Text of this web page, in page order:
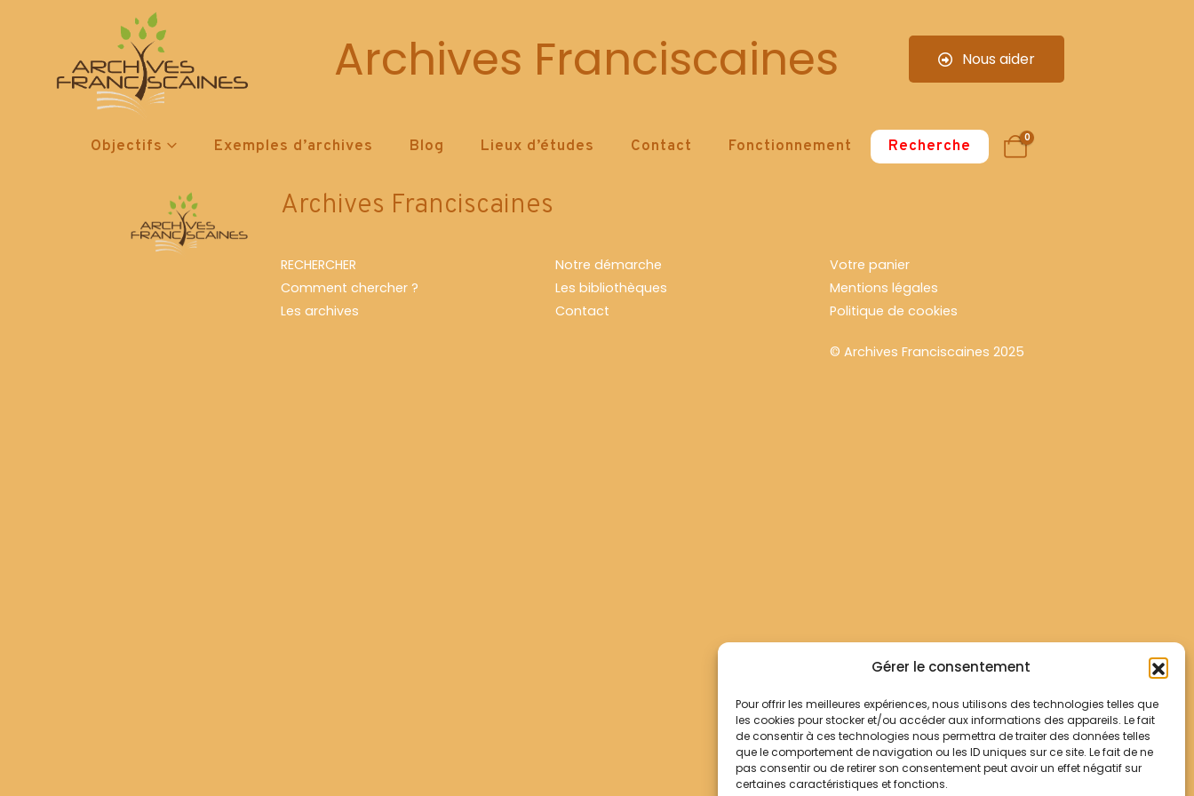
Gérer le consentement
Pour offrir les meilleures expériences, nous utilisons des technologies telles que
les cookies pour stocker et/ou accéder aux informations des appareils. Le fait
de consentir à ces technologies nous permettra de traiter des données telles
que le comportement de navigation ou les ID uniques sur ce site. Le fait de ne
pas consentir ou de retirer son consentement peut avoir un effet négatif sur
certaines caractéristiques et fonctions.
Archives Franciscaines Nous aider
Objectifs Exemples d’archives Blog Lieux d’études Contact Fonctionnement Recherche 0
It seems we can't find what you're looking for.
Archives Franciscaines
RECHERCHER
Comment chercher ?
Les archives
Notre démarche
Les bibliothèques
Contact
Votre panier
Mentions légales
Politique de cookies
© Archives Franciscaines 2025